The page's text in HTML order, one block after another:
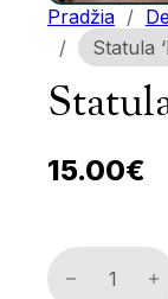
Pradžia /
/
Statula
15.00€
Statula